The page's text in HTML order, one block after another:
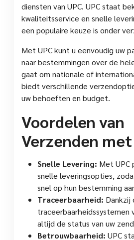
diensten van UPC. UPC staat
kwaliteitsservice en snelle
een populaire keuze is onder
Met UPC kunt u eenvoudig uw
naar bestemmingen over de
gaat om nationale of
biedt verschillende
uw behoeften en budget.
Voordelen van
Verzenden met
Snelle Levering: Met UPC
snelle leveringsopties,
snel op hun bestemming
Traceerbaarheid: Dankzij
traceerbaarheidssystemen
altijd de status van uw
Betrouwbaarheid: UPC